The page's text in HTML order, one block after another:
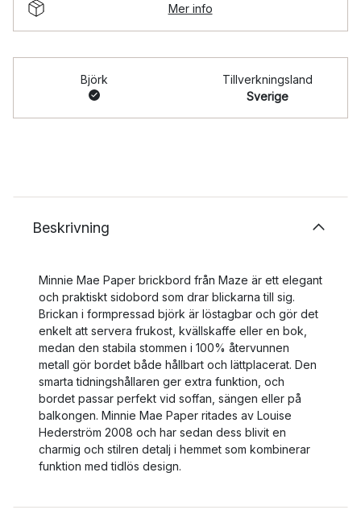
Mer info
Björk
Tillverkningsland
Sverige
Beskrivning
Minnie Mae Paper brickbord från Maze är ett elegant
och praktiskt sidobord som drar blickarna till sig.
Brickan i formpressad björk är löstagbar och gör det
enkelt att servera frukost, kvällskaffe eller en bok,
medan den stabila stommen i 100% återvunnen
metall gör bordet både hållbart och lättplacerat. Den
smarta tidningshållaren ger extra funktion, och
bordet passar perfekt vid soffan, sängen eller på
balkongen. Minnie Mae Paper ritades av Louise
Hederström 2008 och har sedan dess blivit en
charmig och stilren detalj i hemmet som kombinerar
funktion med tidlös design.